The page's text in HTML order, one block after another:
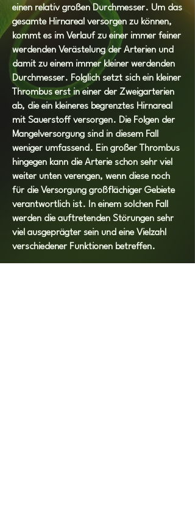
einen relativ großen Durchmesser. Um das
gesamte Hirnareal versorgen zu können,
kommt es im Verlauf zu einer immer feiner
werdenden Verästelung der Arterien und
damit zu einem immer kleiner werdenden
Durchmesser. Folglich setzt sich ein kleiner
Thrombus erst in einer der Zweigarterien
ab, die ein kleineres begrenztes Hirnareal
mit Sauerstoff versorgen. Die Folgen der
Mangelversorgung sind in diesem Fall
weniger umfassend. Ein großer Thrombus
hingegen kann die Arterie schon sehr viel
weiter unten verengen, wenn diese noch
für die Versorgung großflächiger Gebiete
verantwortlich ist. In einem solchen Fall
werden die auftretenden Störungen sehr
viel ausgeprägter sein und eine Vielzahl
verschiedener Funktionen betreffen.